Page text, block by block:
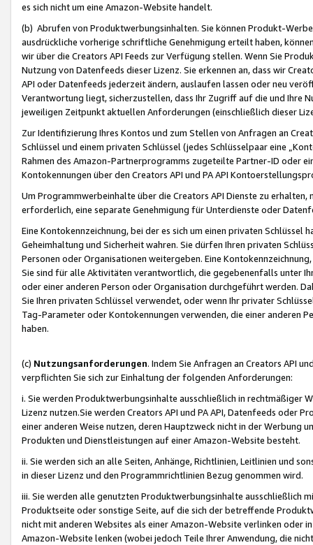
es sich nicht um eine Amazon-Website handelt.
(b) Abrufen von Produktwerbungsinhalten. Sie können Produkt-
ausdrückliche vorherige schriftliche Genehmigung erteilt haben,
wir über die Creators API Feeds zur Verfügung stellen. Wenn Sie
Nutzung von Datenfeeds dieser Lizenz. Sie erkennen an, dass wir
API oder Datenfeeds jederzeit ändern, auslaufen lassen oder neu
Verantwortung liegt, sicherzustellen, dass Ihr Zugriff auf die und Ihre
jeweiligen Zeitpunkt aktuellen Anforderungen (einschließlich dieser
Zur Identifizierung Ihres Kontos und zum Stellen von Anfragen an
Schlüssel und einem privaten Schlüssel (jedes Schlüsselpaar eine
Rahmen des Amazon-Partnerprogramms zugeteilte Partner-ID oder
Kontokennungen über den Creators API und PA API
Um Programmwerbeinhalte über die Creators API Dienste zu
erforderlich, eine separate Genehmigung für Unterdienste oder
Eine Kontokennzeichnung, bei der es sich um einen privaten
Geheimhaltung und Sicherheit wahren. Sie dürfen Ihren privaten
Personen oder Organisationen weitergeben. Eine
Sie sind für alle Aktivitäten verantwortlich, die gegebenenfalls unter
oder einer anderen Person oder Organisation durchgeführt werden.
Sie Ihren privaten Schlüssel verwendet, oder wenn Ihr privater
Tag-Parameter oder Kontokennungen verwenden, die einer anderen
haben.
(c) Nutzungsanforderungen. Indem Sie Anfragen an Creators API
verpflichten Sie sich zur Einhaltung der folgenden Anforderungen:
i. Sie werden Produktwerbungsinhalte ausschließlich in rechtmäßiger
Lizenz nutzen.Sie werden Creators API und PA API, Datenfeeds oder
einer anderen Weise nutzen, deren Hauptzweck nicht in der Werbung
Produkten und Dienstleistungen auf einer Amazon-Website besteht.
ii. Sie werden sich an alle Seiten, Anhänge, Richtlinien, Leitlinien und
in dieser Lizenz und den Programmrichtlinien Bezug genommen wird.
iii. Sie werden alle genutzten Produktwerbungsinhalte ausschließlich
Produktseite oder sonstige Seite, auf die sich der betreffende
nicht mit anderen Websites als einer Amazon-Website verlinken oder
Amazon-Website lenken (wobei jedoch Teile Ihrer Anwendung, die